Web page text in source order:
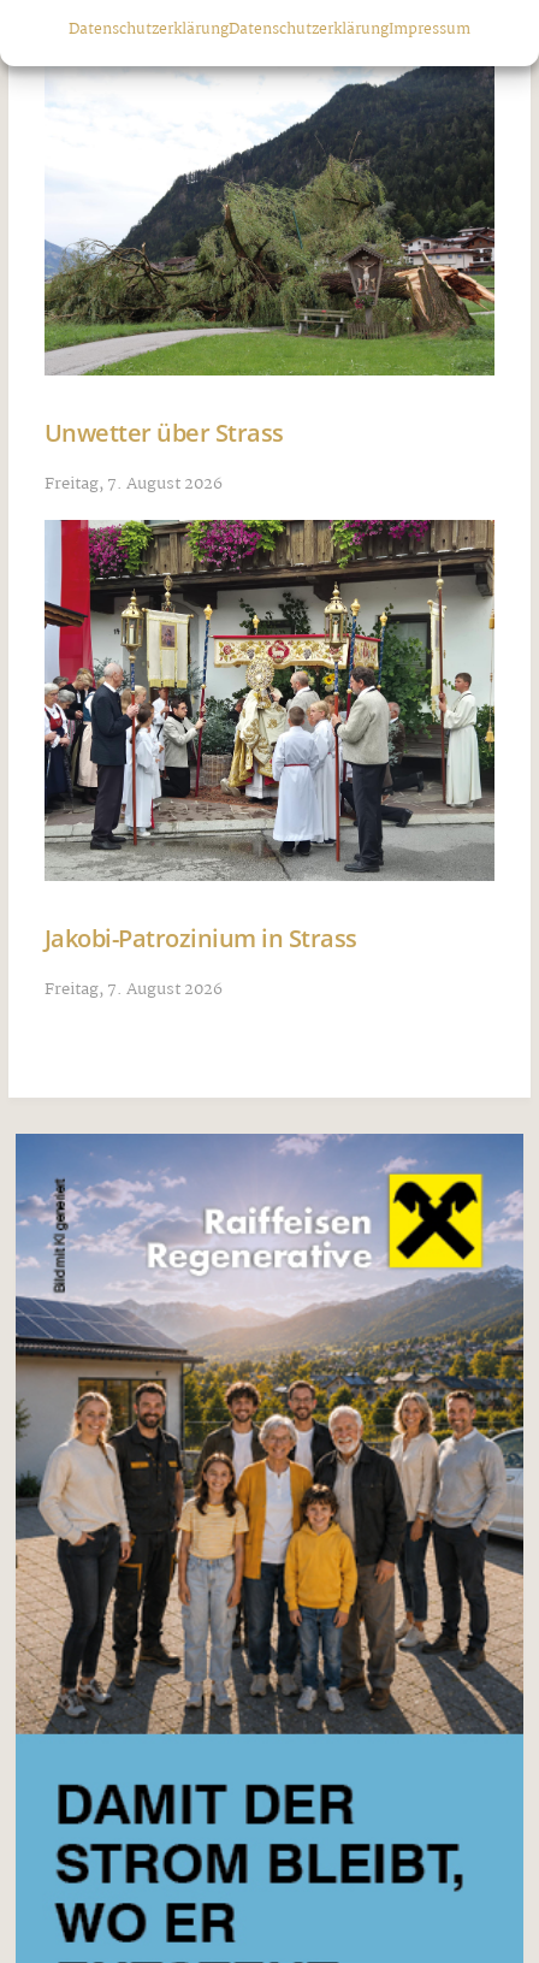
DatenschutzerklärungDatenschutzerklärungImpressum
Unwetter über Strass
Freitag, 7. August 2026
Jakobi-Patrozinium in Strass
Freitag, 7. August 2026